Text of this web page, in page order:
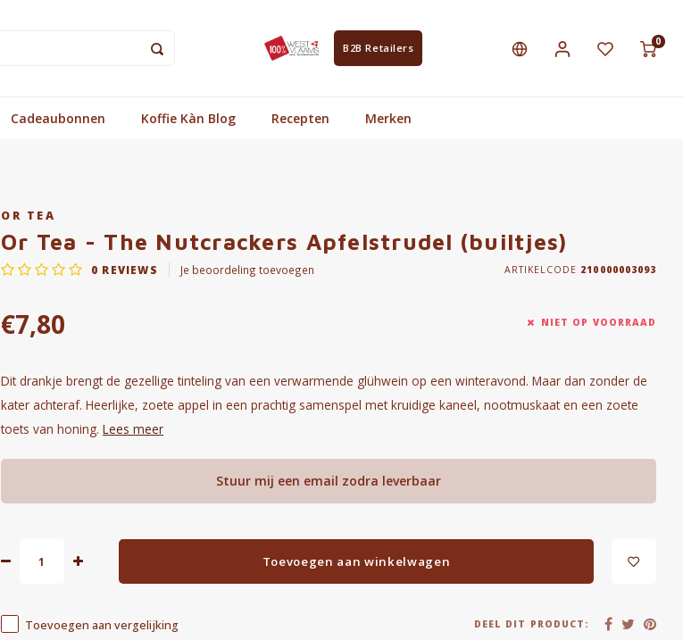
B2B Retailers
0
Cadeaubonnen Koffie Kàn Blog Recepten Merken
OR TEA
Or Tea - The Nutcrackers Apfelstrudel (builtjes)
0 REVIEWS Je beoordeling toevoegen ARTIKELCODE 210000003093
€7,80 NIET OP VOORRAAD
Dit drankje brengt de gezellige tinteling van een verwarmende glühwein op een winteravond. Maar dan zonder de
kater achteraf. Heerlijke, zoete appel in een prachtig samenspel met kruidige kaneel, nootmuskaat en een zoete
toets van honing. Lees meer
Stuur mij een email zodra leverbaar
Toevoegen aan winkelwagen
Toevoegen aan vergelijking DEEL DIT PRODUCT: